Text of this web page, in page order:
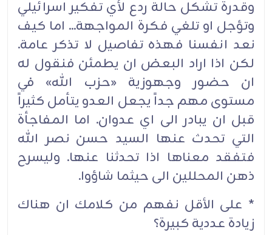
وقدرة تشكل حالة ردع لأي تفكير اسرائيلي
وتؤجل او تلغي فكرة المواجهة... اما كيف
نعد انفسنا فهذه تفاصيل لا تذكر عامة.
لكن اذا اراد البعض ان يطمئن فنقول له
ان حضور وجهوزية «حزب الله» في
مستوى مهم جداً يجعل العدو يتأمل كثيراً
قبل ان يبادر الى اي عدوان. اما المفاجأة
التي تحدث عنها السيد حسن نصر الله
فتفقد معناها اذا تحدثنا عنها. وليسرح
ذهن المحللين الى حيثما شاؤوا.
* على الأقل نفهم من كلامك ان هناك
زيادة عددية كبيرة؟